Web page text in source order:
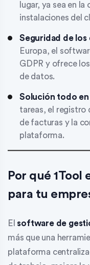
lugar, ya sea en
instalaciones del
Seguridad de los
Europa, el
GDPR y ofrece
de datos.
Solución todo en
tareas, el registro
de facturas y la
plataforma.
Por qué
para tu
El software de
más que una
plataforma